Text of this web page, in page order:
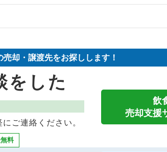
覧
売却・譲渡先をお探しします！
をした
ご連絡ください。
料
飲
売却支援